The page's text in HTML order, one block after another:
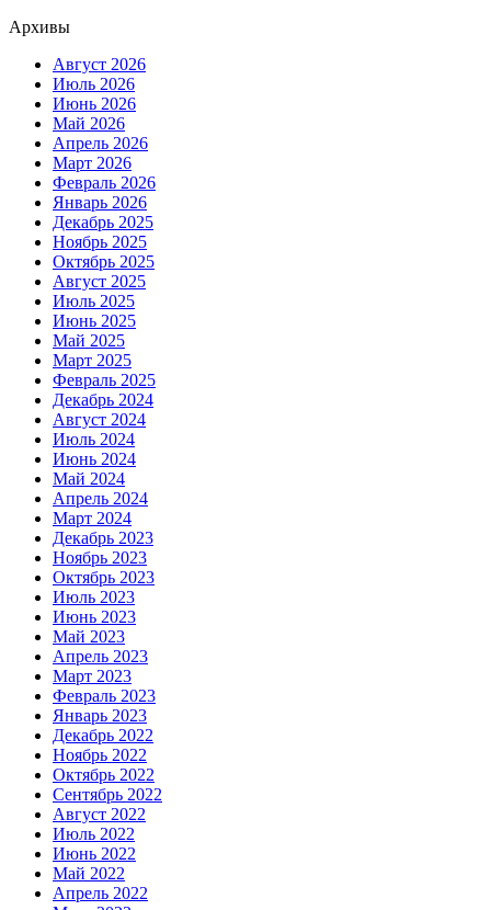
Архивы
Август 2026
Июль 2026
Июнь 2026
Май 2026
Апрель 2026
Март 2026
Февраль 2026
Январь 2026
Декабрь 2025
Ноябрь 2025
Октябрь 2025
Август 2025
Июль 2025
Июнь 2025
Май 2025
Март 2025
Февраль 2025
Декабрь 2024
Август 2024
Июль 2024
Июнь 2024
Май 2024
Апрель 2024
Март 2024
Декабрь 2023
Ноябрь 2023
Октябрь 2023
Июль 2023
Июнь 2023
Май 2023
Апрель 2023
Март 2023
Февраль 2023
Январь 2023
Декабрь 2022
Ноябрь 2022
Октябрь 2022
Сентябрь 2022
Август 2022
Июль 2022
Июнь 2022
Май 2022
Апрель 2022